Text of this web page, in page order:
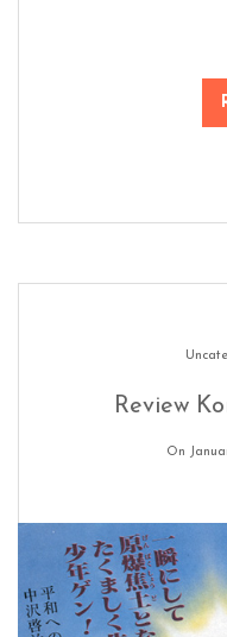
Review
On